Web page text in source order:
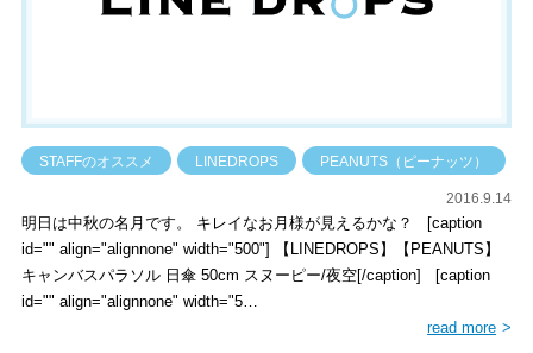
STAFFのオススメ LINEDROPS PEANUTS（ピーナッツ）
2016.9.14
明日は中秋の名月です。 キレイなお月様が見えるかな？ [caption
id="" align="alignnone" width="500"] 【LINEDROPS】【PEANUTS】
キャンバスパラソル 日傘 50cm スヌーピー/夜空[/caption] [caption
id="" align="alignnone" width="5…
read more